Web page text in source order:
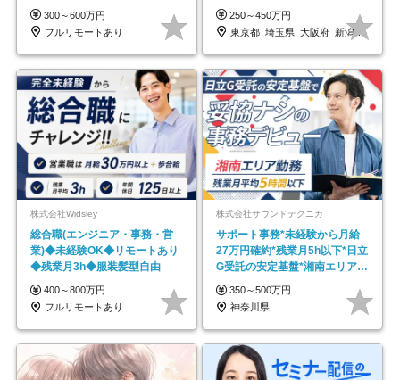
在宅勤務手当あり
300～600万円
フルリモートあり
なし
250～450万円
東京都_埼玉県_大阪府_新潟県_福岡県
株式会社Widsley
総合職(エンジニア・事務・営
業)◆未経験OK◆リモートあり
◆残業月3h◆服装髪型自由
400～800万円
フルリモートあり
株式会社サウンドテクニカ
サポート事務*未経験から月給
27万円確約*残業月5h以下*日立
G受託の安定基盤*湘南エリア勤
務
350～500万円
神奈川県